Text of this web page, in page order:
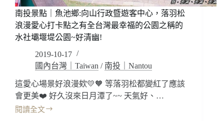
漫
限
定
美
南投景點｜魚池鄉:向山行政暨遊客中心，落羽松
浪漫愛心打卡點之有全台灣最幸福的公園之稱的
水社壩堰堤公園~好清幽!
2019-10-17
國內台灣｜Taiwan / 南投｜Nantou
這愛心場景好浪漫欸💛🧡 等落羽松都變紅了應該
會更美❤️ 好久沒來日月潭了~~ 天氣好、…
閱讀全文
南